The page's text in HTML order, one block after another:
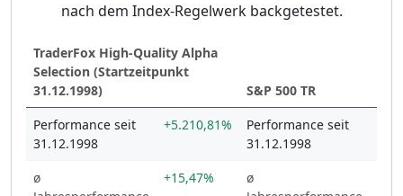
nach dem Index-Regelwerk backgetestet.
TraderFox High-Quality Alpha
Selection (Startzeitpunkt
31.12.1998)
S&P 500 TR
Performance seit
31.12.1998
+5.210,81%
Performance seit
31.12.1998
ø
+15,47%
ø